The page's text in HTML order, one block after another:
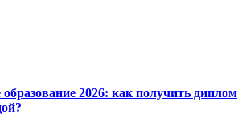
2026: как получить диплом